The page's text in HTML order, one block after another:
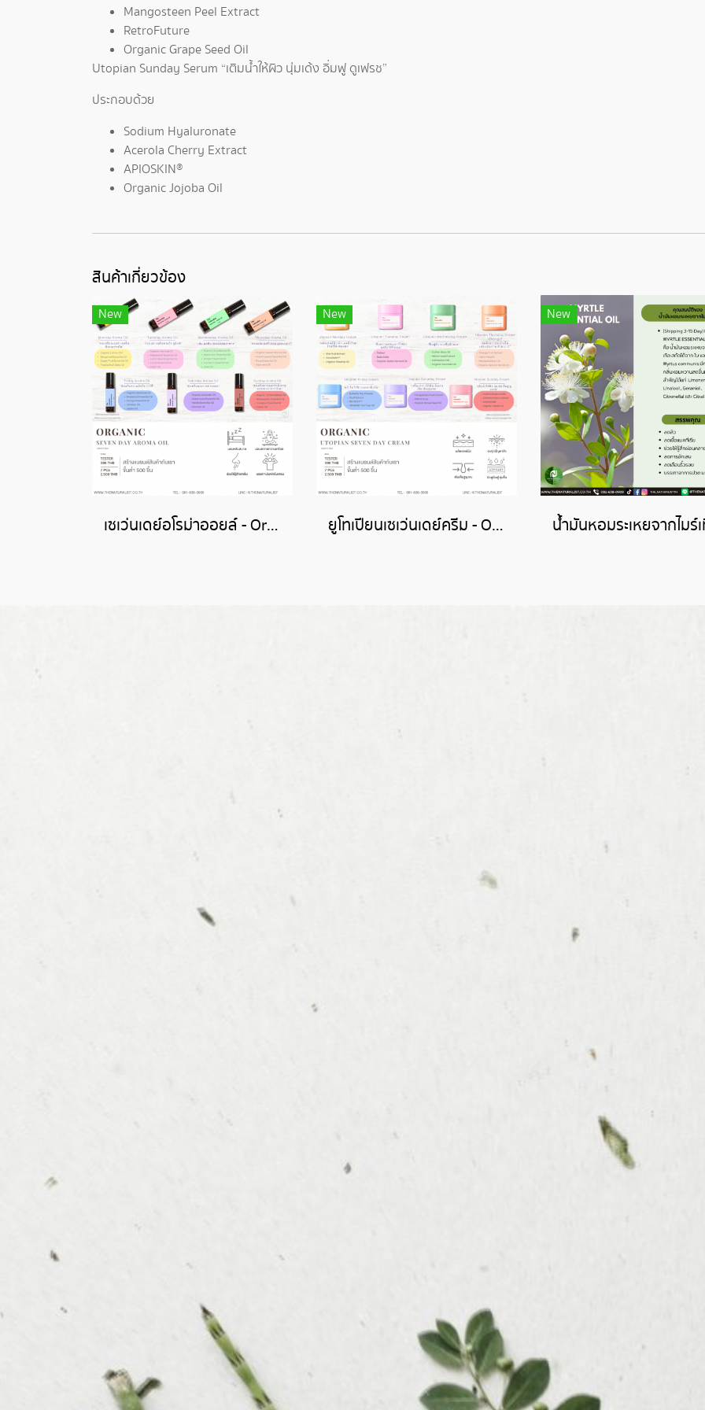
Mangosteen Peel Extract
RetroFuture
Organic Grape Seed Oil
Utopian Sunday Serum “เติมน้ำให้ผิว นุ่มเด้ง อิ่มฟู ดูเฟรช”
ประกอบด้วย
Sodium Hyaluronate
Acerola Cherry Extract
APIOSKIN®
Organic Jojoba Oil
สินค้าเกี่ยวข้อง
New
เซเว่นเดย์อโรม่าออยล์ - Organic Seven Day Aroma Oil
New
ยูโทเปียนเซเว่นเดย์ครีม - Organic Utopian Seven Day Cream
New